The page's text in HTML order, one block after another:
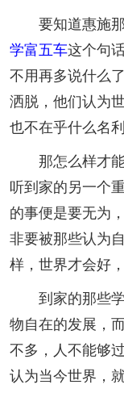
要知道惠施那
学富五车这个句
不用再多说什么
洒脱，他们认为
也不在乎什么名利
那怎么样才能
听到家的另一个
的事便是要无为
非要被那些认为
样，世界才会好
到家的那些学
物自在的发展，
不多，人不能够
认为当今世界，